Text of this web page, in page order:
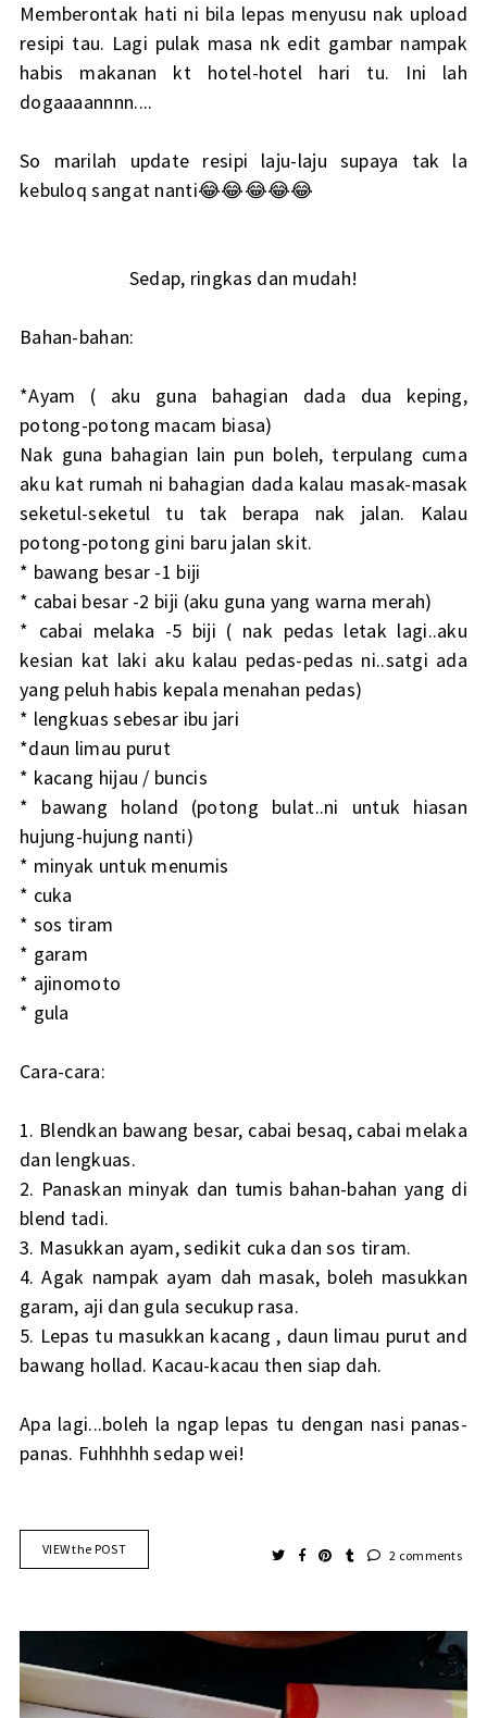
Memberontak hati ni bila lepas menyusu nak upload
resipi tau. Lagi pulak masa nk edit gambar nampak
habis makanan kt hotel-hotel hari tu. Ini lah
dogaaaannnn....
So marilah update resipi laju-laju supaya tak la
kebuloq sangat nanti😂😂😂😂😂
Sedap, ringkas dan mudah!
Bahan-bahan:
*Ayam ( aku guna bahagian dada dua keping,
potong-potong macam biasa)
Nak guna bahagian lain pun boleh, terpulang cuma
aku kat rumah ni bahagian dada kalau masak-masak
seketul-seketul tu tak berapa nak jalan. Kalau
potong-potong gini baru jalan skit.
* bawang besar -1 biji
* cabai besar -2 biji (aku guna yang warna merah)
* cabai melaka -5 biji ( nak pedas letak lagi..aku
kesian kat laki aku kalau pedas-pedas ni..satgi ada
yang peluh habis kepala menahan pedas)
* lengkuas sebesar ibu jari
*daun limau purut
* kacang hijau / buncis
* bawang holand (potong bulat..ni untuk hiasan
hujung-hujung nanti)
* minyak untuk menumis
* cuka
* sos tiram
* garam
* ajinomoto
* gula
Cara-cara:
1. Blendkan bawang besar, cabai besaq, cabai melaka
dan lengkuas.
2. Panaskan minyak dan tumis bahan-bahan yang di
blend tadi.
3. Masukkan ayam, sedikit cuka dan sos tiram.
4. Agak nampak ayam dah masak, boleh masukkan
garam, aji dan gula secukup rasa.
5. Lepas tu masukkan kacang , daun limau purut and
bawang hollad. Kacau-kacau then siap dah.
Apa lagi...boleh la ngap lepas tu dengan nasi panas-
panas. Fuhhhhh sedap wei!
VIEW the POST 2 comments